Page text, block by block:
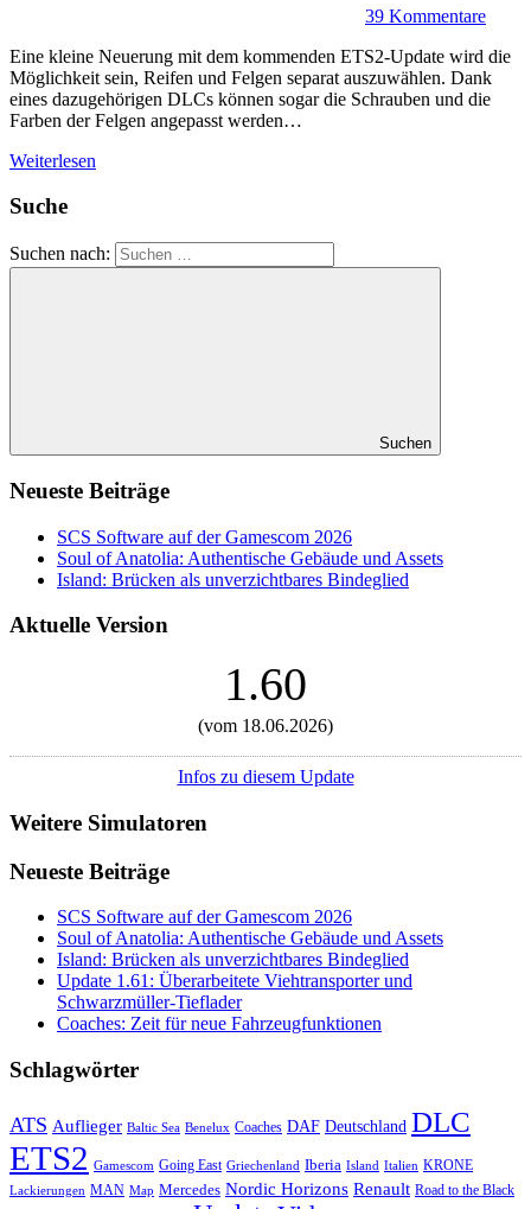
39 Kommentare
Eine kleine Neuerung mit dem kommenden ETS2-Update wird die
Möglichkeit sein, Reifen und Felgen separat auszuwählen. Dank
eines dazugehörigen DLCs können sogar die Schrauben und die
Farben der Felgen angepasst werden…
Weiterlesen
Suche
Suchen nach:
Suchen
Neueste Beiträge
SCS Software auf der Gamescom 2026
Soul of Anatolia: Authentische Gebäude und Assets
Island: Brücken als unverzichtbares Bindeglied
Aktuelle Version
1.60
(vom 18.06.2026)
Infos zu diesem Update
Weitere Simulatoren
Neueste Beiträge
SCS Software auf der Gamescom 2026
Soul of Anatolia: Authentische Gebäude und Assets
Island: Brücken als unverzichtbares Bindeglied
Update 1.61: Überarbeitete Viehtransporter und
Schwarzmüller-Tieflader
Coaches: Zeit für neue Fahrzeugfunktionen
Schlagwörter
ATS Auflieger Baltic Sea Benelux Coaches DAF Deutschland DLC
ETS2 Gamescom Going East Griechenland Iberia Island Italien KRONE
Lackierungen MAN Map Mercedes Nordic Horizons Renault Road to the Black